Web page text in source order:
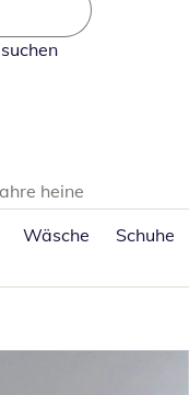
heine
Wäsche Schuhe